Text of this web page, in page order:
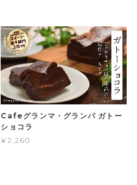
Cafeグランマ・グランパ ガトー
ショコラ
¥2,260